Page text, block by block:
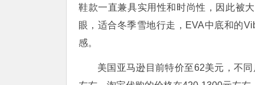
鞋款一直兼具实用性和时尚性，因此被
眼，适合冬季雪地行走，EVA中底和的
感。
美国亚马逊目前特价至62美元，不